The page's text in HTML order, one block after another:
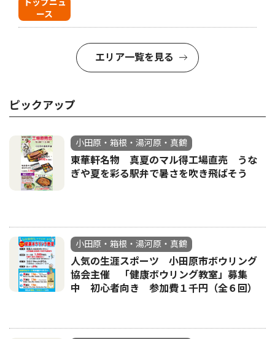
トップニュ
ース
エリア一覧を見る
ピックアップ
小田原・箱根・湯河原・真鶴
東華軒名物 真夏のマル得工場直売 うな
ぎや夏を彩る駅弁で暑さを吹き飛ばそう
小田原・箱根・湯河原・真鶴
人気の生涯スポーツ 小田原市ボウリング
協会主催 「健康ボウリング教室」募集
中 初心者向き 参加費１千円（全６回）